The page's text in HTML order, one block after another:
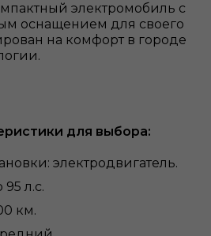
электромобиль с
оснащением для своего
на комфорт в городе
для выбора:
электродвигатель.
л.с.
км.